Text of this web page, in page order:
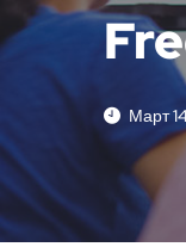
Март